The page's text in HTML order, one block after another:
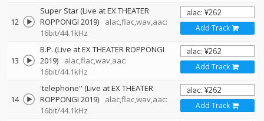
12
Super Star (Live at EX THEATER
ROPPONGI 2019)
alac,flac,wav,aac:
16bit/44.1kHz
Add Track
13
B.P. (Live at EX THEATER ROPPONGI
2019)
alac,flac,wav,aac:
16bit/44.1kHz
Add Track
14
'telephone'' (Live at EX THEATER
ROPPONGI 2019)
alac,flac,wav,aac:
16bit/44.1kHz
Add Track